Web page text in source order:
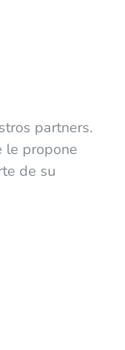
partners.
le propone
de su